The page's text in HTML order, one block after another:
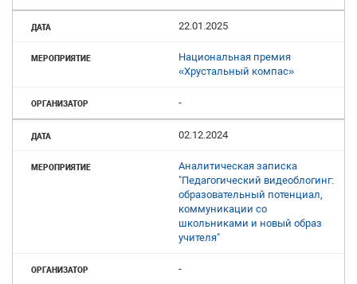
22.01.2025
Национальная премия
«Хрустальный компас»
-
02.12.2024
Аналитическая записка
"Педагогический видеоблогинг:
образовательный потенциал,
коммуникации со
школьниками и новый образ
учителя"
-